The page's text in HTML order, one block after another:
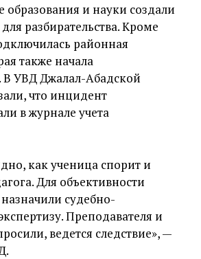
образования и науки создали
разбирательства. Кроме
районная
также начала
В УВД Джалал-Абадской
что инцидент
в журнале учета
как ученица спорит и
Для объективности
судебно-
Преподавателя и
ведется следствие», —